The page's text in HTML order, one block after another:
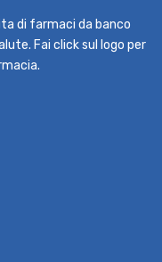
di farmaci da banco
Fai click sul logo per